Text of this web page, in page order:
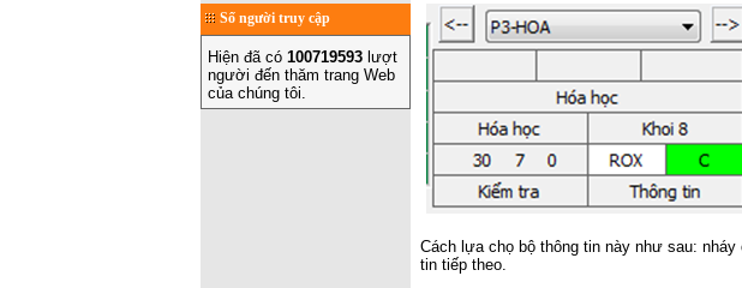
Số người truy cập
Hiện đã có 100719593 lượt
người đến thăm trang Web
của chúng tôi.
Cách lựa chọ bộ thông tin này như sau:
tin tiếp theo.